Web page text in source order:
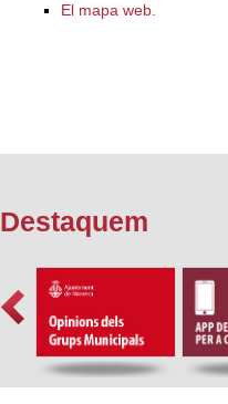
El mapa web.
Destaquem